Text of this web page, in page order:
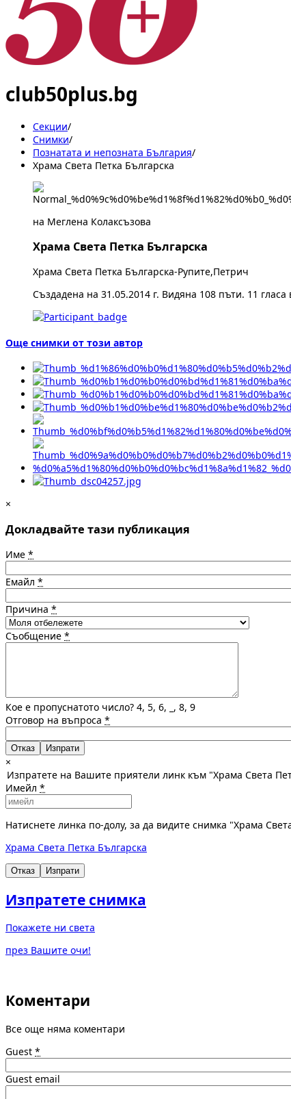
club50plus.bg
Секции/
Снимки/
Познатата и непозната България/
Храма Света Петка Българска
на Меглена Колаксъзова
Храма Света Петка Българска
Храма Света Петка Българска-Рупите,Петрич
Създадена на 31.05.2014 г. Видяна 108 пъти. 11 гласа
Още снимки от този автор
×
Докладвайте тази публикация
Име *
Емайл *
Причина *
Съобщение *
Кое е пропуснатото число? 4, 5, 6, _, 8, 9
Отговор на въпроса *
Отказ
×
Изпратете на Вашите приятели линк към "Храма Света
Имейл *
Натиснете линка по-долу, за да видите снимка "Храма
Храма Света Петка Българска
Отказ Изпрати
Изпратете снимка
Покажете ни света
през Вашите очи!
Коментари
Все още няма коментари
Guest *
Guest email